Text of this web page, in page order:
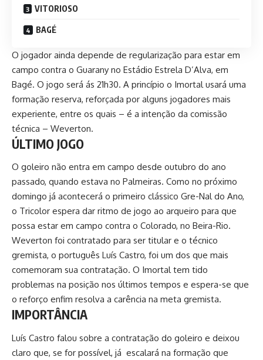
VITORIOSO
BAGÉ
O jogador ainda depende de regularização para estar em
campo contra o Guarany no Estádio Estrela D’Alva, em
Bagé. O jogo será ás 21h30. A princípio o Imortal usará uma
formação reserva, reforçada por alguns jogadores mais
experiente, entre os quais – é a intenção da comissão
técnica – Weverton.
ÚLTIMO JOGO
O goleiro não entra em campo desde outubro do ano
passado, quando estava no Palmeiras. Como no próximo
domingo já acontecerá o primeiro clássico Gre-Nal do Ano,
o Tricolor espera dar ritmo de jogo ao arqueiro para que
possa estar em campo contra o Colorado, no Beira-Rio.
Weverton foi contratado para ser titular e o técnico
gremista, o português Luís Castro, foi um dos que mais
comemoram sua contratação. O Imortal tem tido
problemas na posição nos últimos tempos e espera-se que
o reforço enfim resolva a carência na meta gremista.
IMPORTÂNCIA
Luís Castro falou sobre a contratação do goleiro e deixou
claro que, se for possível, já escalará na formação que